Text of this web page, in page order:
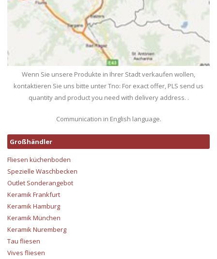
Wenn Sie unsere Produkte in Ihrer Stadt verkaufen wollen,
kontaktieren Sie uns bitte unter Tno: For exact offer, PLS send us
quantity and product you need with delivery address. .
Communication in English language.
Großhändler
Fliesen küchenboden
Spezielle Waschbecken
Outlet Sonderangebot
Keramik Frankfurt
Keramik Hamburg
Keramik München
Keramik Nuremberg
Tau fliesen
Vives fliesen